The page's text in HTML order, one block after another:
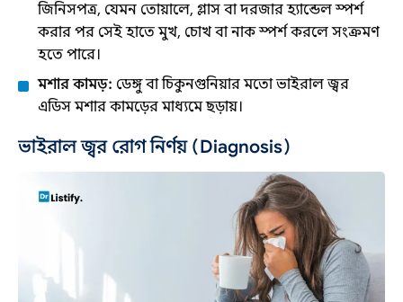
জিনিসপত্র, যেমন তোয়ালে, গ্লাস বা দরজার হ্যান্ডেল স্পর্শ
করার পর সেই হাতে মুখ, চোখ বা নাক স্পর্শ করলে সংক্রমণ
হতে পারে।
মশার কামড়: ডেঙ্গু বা চিকুনগুনিয়ার মতো ভাইরাল জ্বর
এডিস মশার কামড়ের মাধ্যমে ছড়ায়।
ভাইরাল জ্বর রোগ নির্ণয় (Diagnosis)